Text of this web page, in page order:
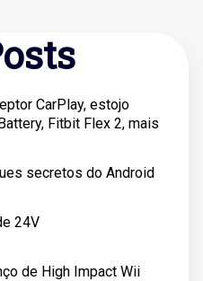
CarPlay, estojo
Fitbit Flex 2, mais
secretos do Android
24V
de High Impact Wii